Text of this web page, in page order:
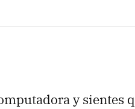
y sientes